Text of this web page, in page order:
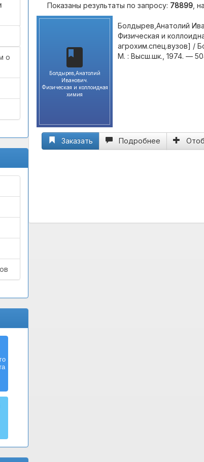
о
Показаны результаты по запросу: 78899 ,
Болдырев,Анатолий
Иванович.
Физическая и коллоидная
химия
Болдырев,Анатолий
Физическая и
агрохим.спец.вузов] /
М. : Высш.шк., 1974. —
Заказать Подробнее